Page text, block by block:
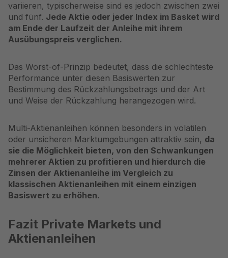
variieren, typischerweise sind es jedoch zwischen zwei
und fünf. Jede Aktie oder jeder Index im Basket wird
am Ende der Laufzeit der Anleihe mit ihrem
Ausübungspreis verglichen.
Das Worst-of-Prinzip bedeutet, dass die schlechteste
Performance unter diesen Basiswerten zur
Bestimmung des Rückzahlungsbetrags und der Art
und Weise der Rückzahlung herangezogen wird.
Multi-Aktienanleihen können besonders in volatilen
oder unsicheren Marktumgebungen attraktiv sein, da
sie die Möglichkeit bieten, von den Schwankungen
mehrerer Aktien zu profitieren und hierdurch die
Zinsen der Aktienanleihe im Vergleich zu
klassischen Aktienanleihen mit einem einzigen
Basiswert zu erhöhen.
Fazit Private Markets und
Aktienanleihen